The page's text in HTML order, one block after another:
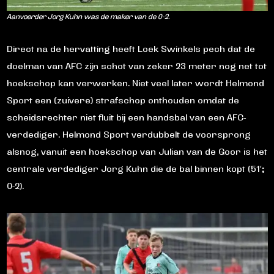
Aanvoerder Jorg Kuhn was de maker van de 0-2.
Direct na de hervatting heeft Loek Swinkels pech dat de
doelman van AFC zijn schot van zeker 23 meter nog net tot
hoekschop kan verwerken. Niet veel later wordt Helmond
Sport een (zuivere) strafschop onthouden omdat de
scheidsrechter niet fluit bij een handsbal van een AFC-
verdediger. Helmond Sport verdubbelt de voorsprong
alsnog, vanuit een hoekschop van Julian van de Goor is het
centrale verdediger Jorg Kuhn die de bal binnen kopt (51′;
0-2).